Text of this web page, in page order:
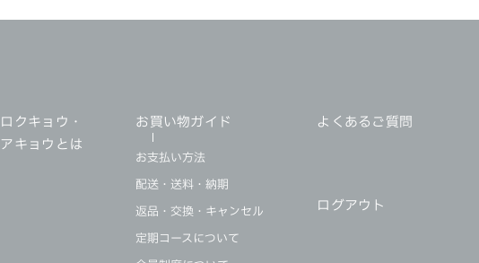
ロクキョウ・
アキョウとは
お買い物ガイド
お支払い方法
配送・送料・納期
返品・交換・キャンセル
定期コースについて
よくあるご質問
ログアウト